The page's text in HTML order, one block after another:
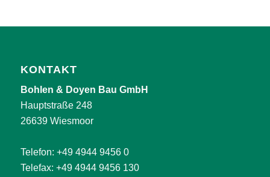
KONTAKT
Bohlen & Doyen Bau GmbH
Hauptstraße 248
26639 Wiesmoor
Telefon: +49 4944 9456 0
Telefax: +49 4944 9456 130